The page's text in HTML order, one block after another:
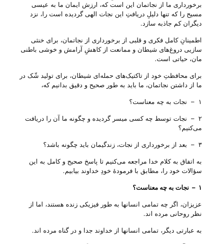
برخورداری ما از نجاتمان این است که، ارزش ایمان ما به عیسی
مسیح را که تنها دلیلِ دریافتِ این نجات الهی گردیده است را، نزد
دیگران کم جاذبه سازد.
اطمینانِ کامل فکری و قلبی از برخورداری از نجاتمان، برای خنثی
سازیی دروغ‌های شیطان و ممانعت از کاهشِ آرامش و خوشی باطنی
مان، حیاتی است.
برای محافظتِ خود از تاکتیک‌های حمله‌ای شیطان، برای تولید شّک در
ما از داشتن نجاتمان، ما باید به طور صحیح و دقیق بدانیم که،
۱ – نجات به چه معناست؟
۲ – نجات توسط چه کسی میسر گردیده و چگونه ما آن را دریافت
می‌‌کنیم؟
۳ – بعد از برخورداری از نجات، زندگیمان باید چگونه باشد؟
به اتفاق به کلام خدا مراجعه می‌‌کنیم تا پاسخ صحیح و کامل به این
سؤالات خود را، مطابق با فرمودهٔ خودِ خداوند بیابیم.
۱ – نجات به چه معناست؟
عزیزان، اگر چه تمامی انسانها به طور فیزیکی زنده هستند، اما از
نظر روحانی مرده اند.
به عبارتی دیگر، تمامی انسانها از خداوند جدا و در گناه مرده اند.